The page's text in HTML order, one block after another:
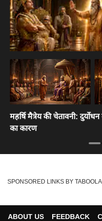
महर्षि मैत्रेय की चेतावनी:
का कारण
SPONSORED LINKS BY TABOOLA
ABOUT US FEEDBACK